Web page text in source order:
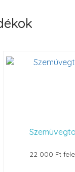
Szemüvegtok
22 000 Ft felett